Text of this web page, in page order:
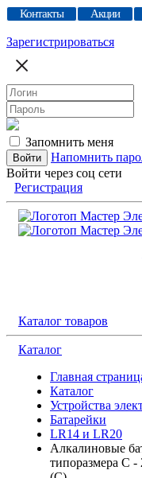
Контакты Акции
Зарегистрироваться
Запомнить меня
Напомнить
Войти через соц сети
Регистрация
Каталог товаров
Каталог
Главная
Каталог
Устройства
Батарейки
LR14 и LR20
Алкалиновые
типоразмера C